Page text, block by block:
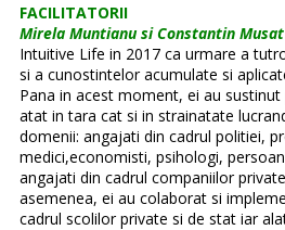
FACILITATORII
Mirela Muntianu si Constantin Musat
Intuitive Life in 2017 ca urmare a
si a cunostintelor acumulate si
Pana in acest moment, ei au
atat in tara cat si in strainatate
domenii: angajati din cadrul politiei,
medici,economisti, psihologi,
angajati din cadrul companiilor
asemenea, ei au colaborat si
cadrul scolilor private si de stat iar